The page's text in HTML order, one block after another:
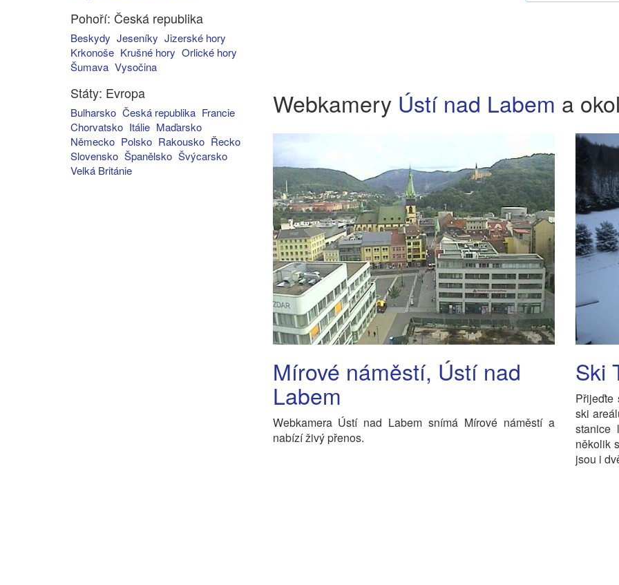
Pohoří: Česká republika
Beskydy Jeseníky Jizerské hory
Krkonoše Krušné hory Orlické hory
Šumava Vysočina
Státy: Evropa
Bulharsko Česká republika Francie
Chorvatsko Itálie Maďarsko
Německo Polsko Rakousko Řecko
Slovensko Španělsko Švýcarsko
Velká Británie
Webkamery Ústí nad Labem a
Mírové náměstí, Ústí nad
Labem
Webkamera Ústí nad Labem snímá Mírové náměstí a
nabízí živý přenos.
Ski
Přijeďte
ski
stanice
několik
jsou i